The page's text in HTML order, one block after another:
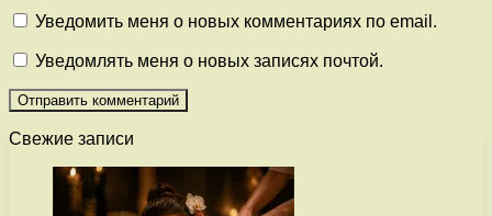
Уведомить меня о новых комментариях по email.
Уведомлять меня о новых записях почтой.
Свежие записи